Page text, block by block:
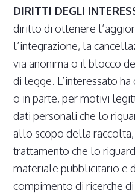
DIRITTI DEGLI
diritto di ottenere
l’integrazione, la
via anonima o il blocco
di legge. L’interessato
o in parte, per motivi
dati personali che lo
allo scopo della
trattamento che lo
materiale pubblicitario e
compimento di ricerche